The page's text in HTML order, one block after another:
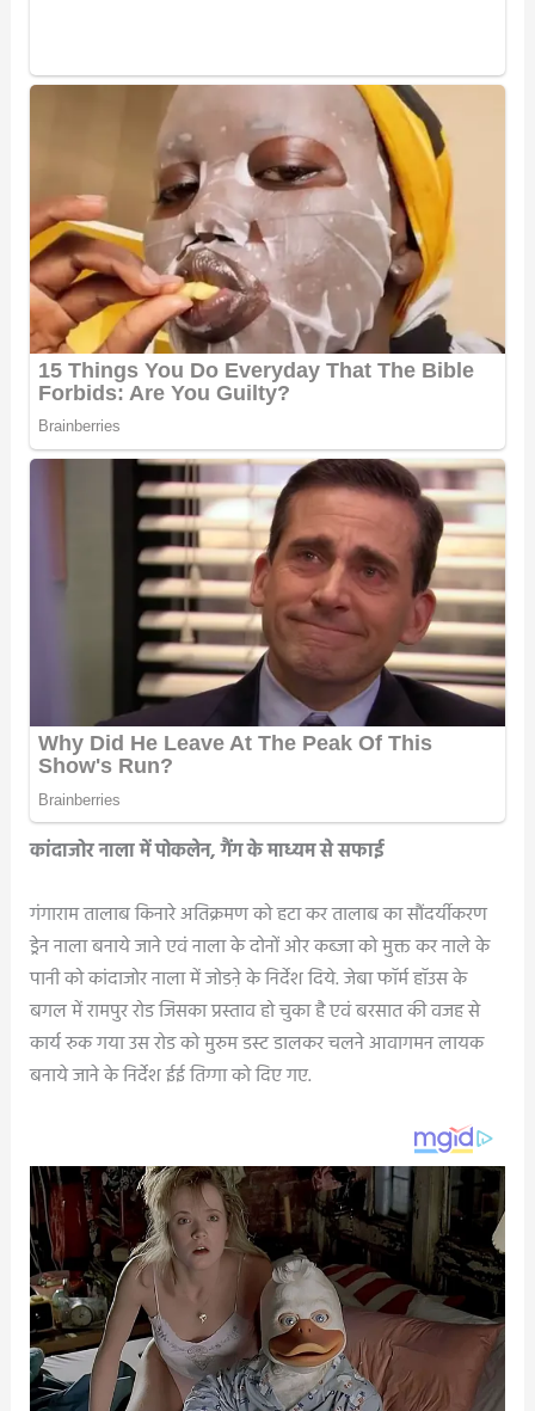
कांदाजोर नाला में पोकलेन, गैंग के माध्यम से सफाई
गंगाराम तालाब किनारे अतिक्रमण को हटा कर तालाब का सौंदर्यीकरण
ड्रेन नाला बनाये जाने एवं नाला के दोनों ओर कब्जा को मुक्त कर नाले के
पानी को कांदाजोर नाला में जोडऩे के निर्देश दिये. जेबा फॉर्म हॉउस के
बगल में रामपुर रोड जिसका प्रस्ताव हो चुका है एवं बरसात की वजह से
कार्य रुक गया उस रोड को मुरुम डस्ट डालकर चलने आवागमन लायक
बनाये जाने के निर्देश ईई तिग्गा को दिए गए.